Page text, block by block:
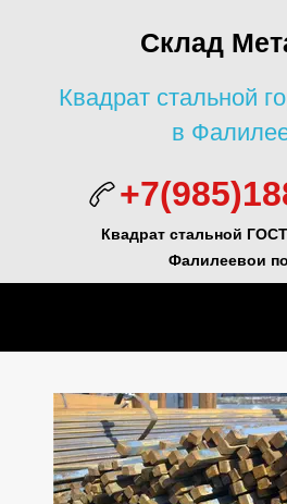
Склад
Квадрат стальной
в
Квадрат стальной
Фалилеевои